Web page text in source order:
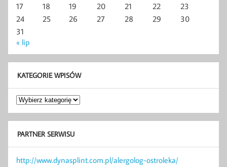
17
18 19 20 21 22
23
24
25 26 27 28 29
30
31
« lip
KATEGORIE WPISÓW
Kategorie
wpisów
PARTNER SERWISU
http://www.dynasplint.com.pl/alergolog-ostroleka/